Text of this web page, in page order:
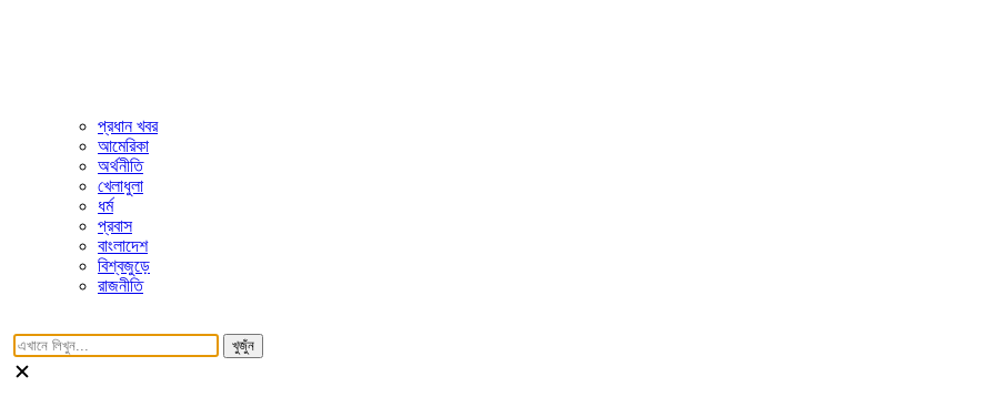
প্রধান খবর
আমেরিকা
অর্থনীতি
খেলাধুলা
ধর্ম
প্রবাস
বাংলাদেশ
বিশ্বজুড়ে
রাজনীতি
খুজুঁন